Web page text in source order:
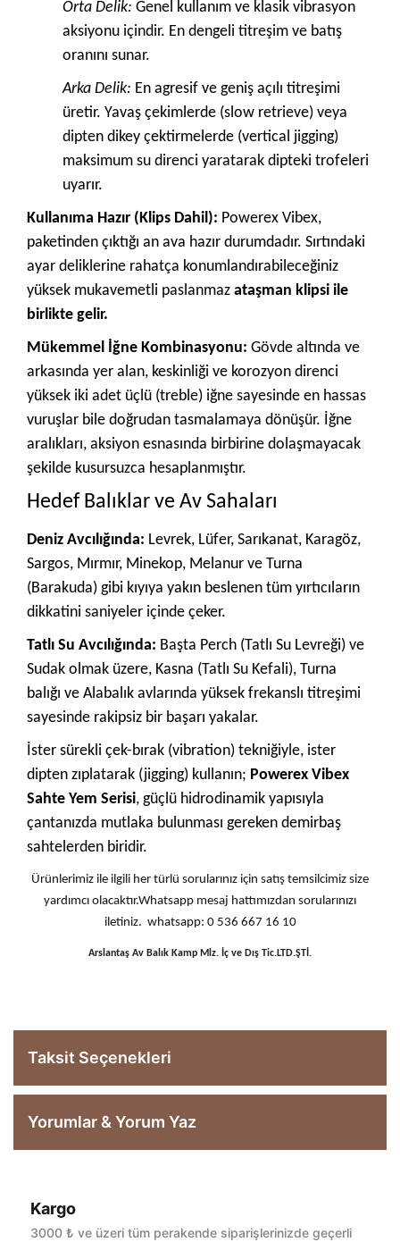
Orta Delik: Genel kullanım ve klasik vibrasyon
aksiyonu içindir. En dengeli titreşim ve batış
oranını sunar.
Arka Delik: En agresif ve geniş açılı titreşimi
üretir. Yavaş çekimlerde (slow retrieve) veya
dipten dikey çektirmelerde (vertical jigging)
maksimum su direnci yaratarak dipteki trofeleri
uyarır.
Kullanıma Hazır (Klips Dahil): Powerex Vibex,
paketinden çıktığı an ava hazır durumdadır. Sırtındaki
ayar deliklerine rahatça konumlandırabileceğiniz
yüksek mukavemetli paslanmaz ataşman klipsi ile
birlikte gelir.
Mükemmel İğne Kombinasyonu: Gövde altında ve
arkasında yer alan, keskinliği ve korozyon direnci
yüksek iki adet üçlü (treble) iğne sayesinde en hassas
vuruşlar bile doğrudan tasmalamaya dönüşür. İğne
aralıkları, aksiyon esnasında birbirine dolaşmayacak
şekilde kusursuzca hesaplanmıştır.
Hedef Balıklar ve Av Sahaları
Deniz Avcılığında: Levrek, Lüfer, Sarıkanat, Karagöz,
Sargos, Mırmır, Minekop, Melanur ve Turna
(Barakuda) gibi kıyıya yakın beslenen tüm yırtıcıların
dikkatini saniyeler içinde çeker.
Tatlı Su Avcılığında: Başta Perch (Tatlı Su Levreği) ve
Sudak olmak üzere, Kasna (Tatlı Su Kefali), Turna
balığı ve Alabalık avlarında yüksek frekanslı titreşimi
sayesinde rakipsiz bir başarı yakalar.
İster sürekli çek-bırak (vibration) tekniğiyle, ister
dipten zıplatarak (jigging) kullanın; Powerex Vibex
Sahte Yem Serisi, güçlü hidrodinamik yapısıyla
çantanızda mutlaka bulunması gereken demirbaş
sahtelerden biridir.
Ürünlerimiz ile ilgili her türlü sorularınız için satış temsilcimiz size
yardımcı olacaktır.Whatsapp mesaj hattımızdan sorularınızı
iletiniz. whatsapp: 0 536 667 16 10
Arslantaş Av Balık Kamp Mlz. İç ve Dış Tic.LTD.ŞTİ.
Taksit Seçenekleri
Yorumlar & Yorum Yaz
Bu ürüne ilk yorumu siz yapın!
Kargo
3000 ₺ ve üzeri tüm perakende siparişlerinizde geçerli